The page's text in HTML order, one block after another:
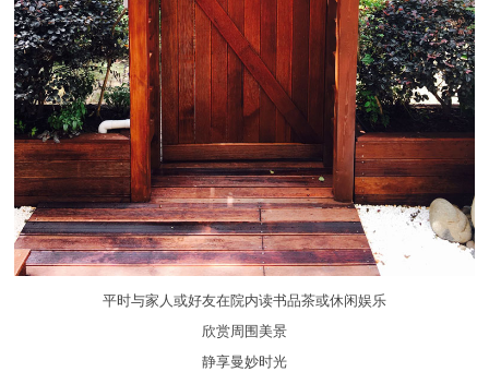
平时与家人或好友在院内读书品茶或休闲娱乐
欣赏周围美景
静享曼妙时光